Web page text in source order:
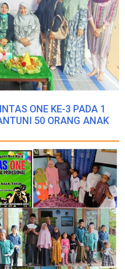
ONE KE-3 PADA 1
50 ORANG ANAK